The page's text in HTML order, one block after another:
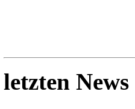
letzten News